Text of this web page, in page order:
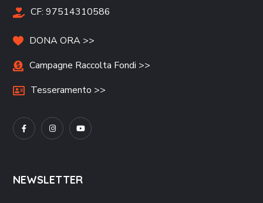
CF:97514310586
DONA ORA >>
Campagne Raccolta Fondi >>
Tesseramento >>
NEWSLETTER